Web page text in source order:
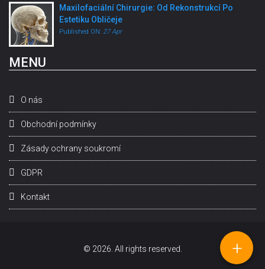
Maxilofaciální Chirurgie: Od Rekonstrukcí Po
Estetiku Obličeje
Published ON: 27 Apr
MENU
O nás
Obchodní podmínky
Zásady ochrany soukromí
GDPR
Kontakt
© 2026. All rights reserved. +